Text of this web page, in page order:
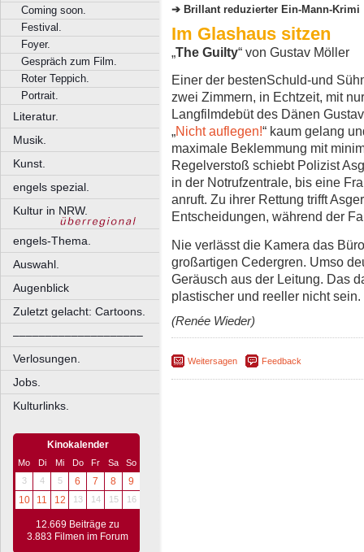
Coming soon.
Festival.
Foyer.
Gespräch zum Film.
Roter Teppich.
Portrait.
Literatur.
Musik.
Kunst.
engels spezial.
Kultur in NRW.
engels-Thema.
Auswahl.
Augenblick
Zuletzt gelacht: Cartoons.
––––––––––––––––––––
Verlosungen.
Jobs.
Kulturlinks.
Kinokalender
Mo Di Mi Do Fr Sa
So
3
4 5 6 7 8
9
10
11 12 13 14 15 16
12.669 Beiträge zu
3.883 Filmen im Forum
Brillant reduzierter Ein-Mann-Krimi
Im Glashaus sitzen
„The Guilty“ von Gustav Möller
Einer der bestenSchuld-und
zwei Zimmern, in Echtzeit, mit
Langfilmdebüt des Dänen
„Nicht auflegen!“ kaum gelang
maximale Beklemmung mit
Regelverstoß schiebt Polizist
in der Notrufzentrale, bis eine
anruft. Zu ihrer Rettung trifft
Entscheidungen, während der
Nie verlässt die Kamera das
großartigen Cedergren. Umso
Geräusch aus der Leitung. Das
plastischer und reeller nicht sein.
(Renée Wieder)
Weitersagen Feedback